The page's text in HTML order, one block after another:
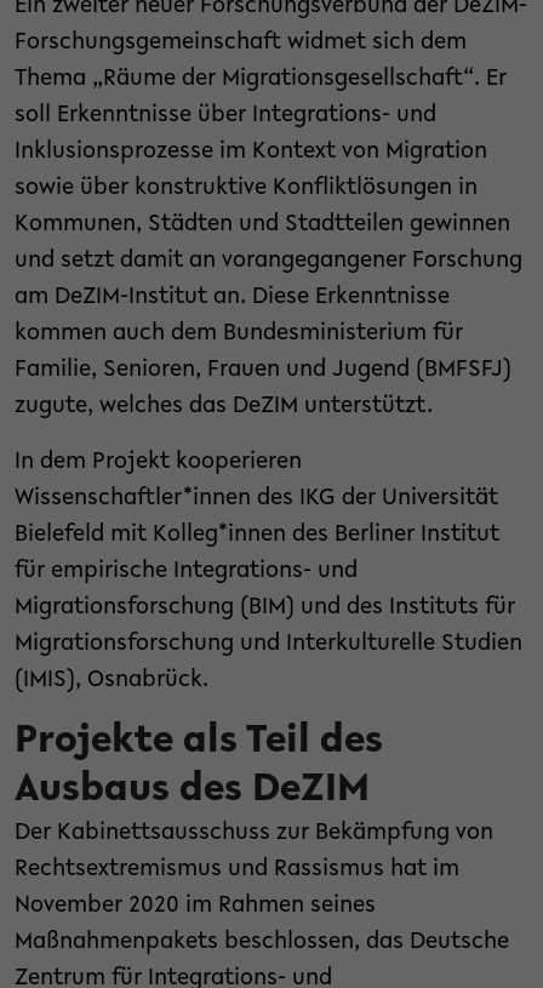
Ein zweiter neuer Forschungsverbund der DeZIM-
Forschungsgemeinschaft widmet sich dem
Thema „Räume der Migrationsgesellschaft“. Er
soll Erkenntnisse über Integrations- und
Inklusionsprozesse im Kontext von Migration
sowie über konstruktive Konfliktlösungen in
Kommunen, Städten und Stadtteilen gewinnen
und setzt damit an vorangegangener Forschung
am DeZIM-Institut an. Diese Erkenntnisse
kommen auch dem Bundesministerium für
Familie, Senioren, Frauen und Jugend (BMFSFJ)
zugute, welches das DeZIM unterstützt.
In dem Projekt kooperieren
Wissenschaftler*innen des IKG der Universität
Bielefeld mit Kolleg*innen des Berliner Institut
für empirische Integrations- und
Migrationsforschung (BIM) und des Instituts für
Migrationsforschung und Interkulturelle Studien
(IMIS), Osnabrück.
Projekte als Teil des
Ausbaus des DeZIM
Der Kabinettsausschuss zur Bekämpfung von
Rechtsextremismus und Rassismus hat im
November 2020 im Rahmen seines
Maßnahmenpakets beschlossen, das Deutsche
Zentrum für Integrations- und